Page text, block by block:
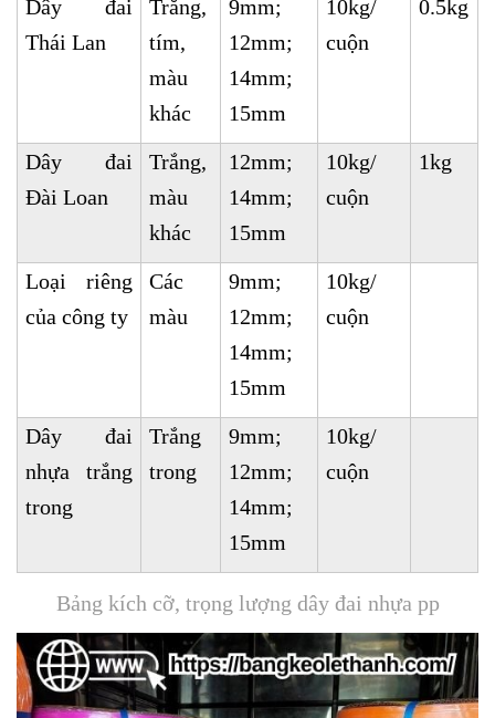
Dây đai
Thái Lan
Trắng,
tím,
màu
khác
9mm;
12mm;
14mm;
15mm
10kg/
cuộn
0.5kg
Dây đai
Đài Loan
Trắng,
màu
khác
12mm;
14mm;
15mm
10kg/
cuộn
1kg
Loại riêng
của công ty
Các
màu
9mm;
12mm;
14mm;
15mm
10kg/
cuộn
Dây đai
nhựa trắng
trong
Trắng
trong
9mm;
12mm;
14mm;
15mm
10kg/
cuộn
Bảng kích cỡ, trọng lượng dây đai nhựa pp